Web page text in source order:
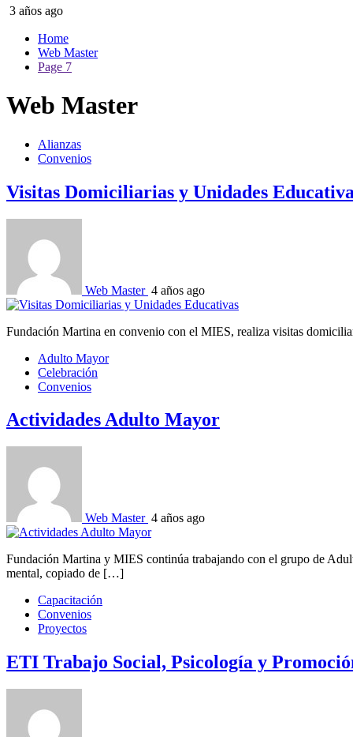
3 años ago
Home
Web Master
Page 7
Web Master
Alianzas
Convenios
Visitas Domiciliarias y Unidades
Web Master 4 años ago
Fundación Martina en convenio con el MIES, realiza visitas
Adulto Mayor
Celebración
Convenios
Actividades Adulto Mayor
Web Master 4 años ago
Fundación Martina y MIES continúa trabajando con el grupo de
mental, copiado de […]
Capacitación
Convenios
Proyectos
ETI Trabajo Social, Psicología y